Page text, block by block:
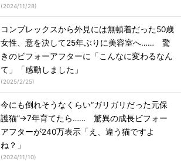
(2024/11/28)
コンプレックスから外見には無頓着だった50歳
女性、意を決して25年ぶりに美容室へ…… 驚
きのビフォーアフターに「こんなに変わるなん
て」「感動しました」
(2025/2/25)
今にも倒れそうなくらい“ガリガリだった元保
護猫”→7年育てたら…… 驚異の成長ビフォー
アフターが240万表示「え、違う猫ですよ
ね？」
(2024/11/10)